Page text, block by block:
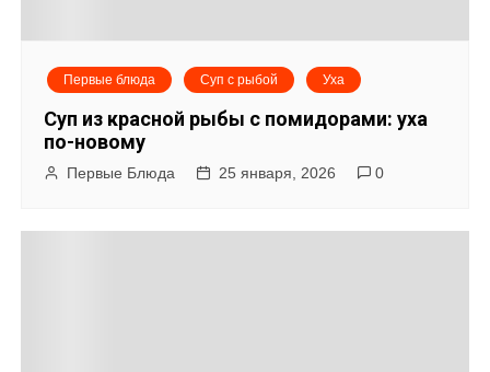
Первые блюда Суп с рыбой Уха
Суп из красной рыбы с помидорами: уха
по-новому
Первые Блюда 25 января, 2026 0